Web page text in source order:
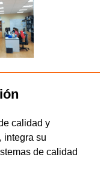
calidad y
integra su
de calidad